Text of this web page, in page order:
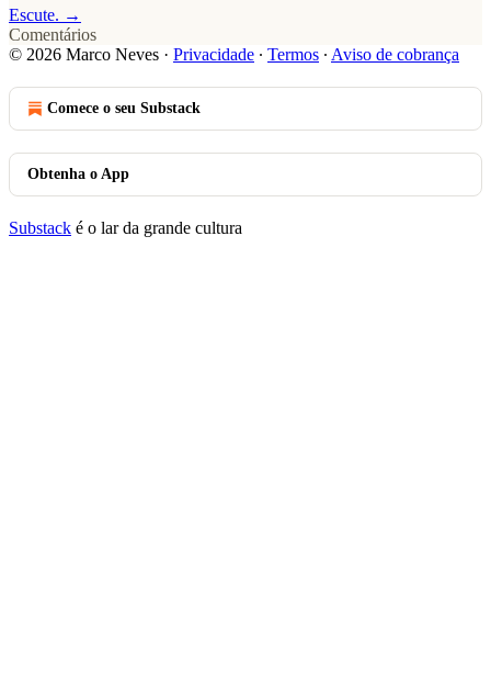
Escute. →
Comentários
© 2026 Marco Neves · Privacidade ∙ Termos ∙ Aviso de cobrança
Comece o seu Substack
Obtenha o App
Substack é o lar da grande cultura